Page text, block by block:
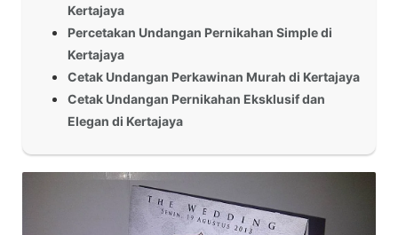
Kertajaya
Percetakan Undangan Pernikahan Simple di
Kertajaya
Cetak Undangan Perkawinan Murah di Kertajaya
Cetak Undangan Pernikahan Eksklusif dan
Elegan di Kertajaya